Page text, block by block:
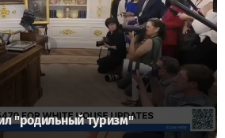
"родильный туризм"